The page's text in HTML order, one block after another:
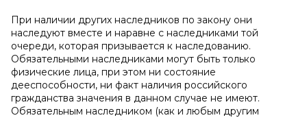
При наличии других наследников по закону они
наследуют вместе и наравне с наследниками той
очереди, которая призывается к наследованию.
Обязательными наследниками могут быть только
физические лица, при этом ни состояние
дееспособности, ни факт наличия российского
гражданства значения в данном случае не имеют.
Обязательным наследником (как и любым другим